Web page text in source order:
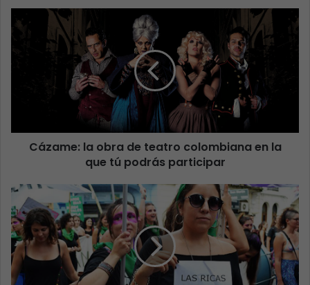
Cázame: la obra de teatro colombiana en la
que tú podrás participar